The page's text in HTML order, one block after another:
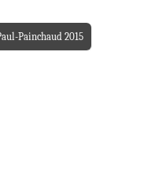
Painchaud 2015